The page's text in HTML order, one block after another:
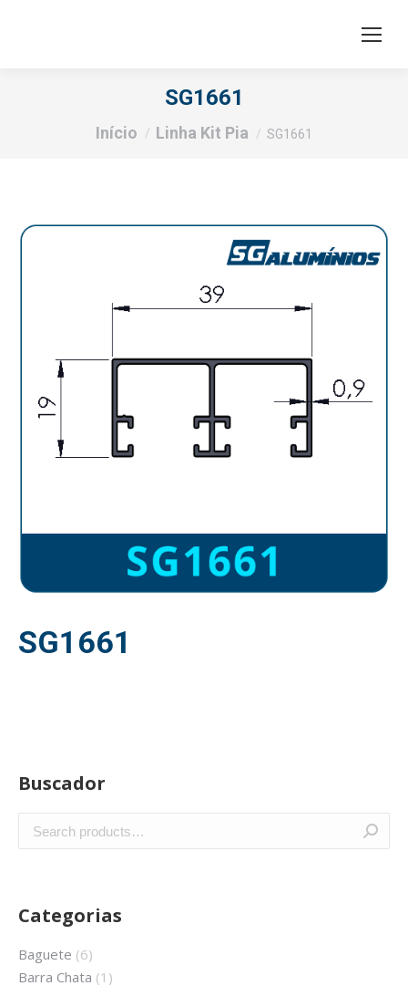
SG1661
Você está aqui:
Início Linha Kit Pia SG1661
SG1661
Buscador
Categorias
Baguete (6)
Barra Chata (1)